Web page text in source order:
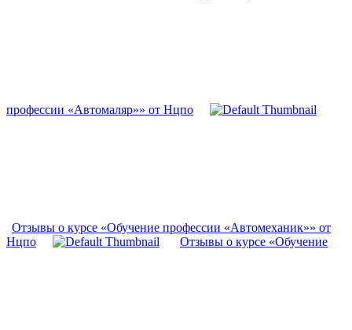
профессии «Автомаляр»» от Нцпо
Отзывы о курсе «Обучение профессии «Автомеханик»» от
Нцпо
Отзывы о курсе «Обучение